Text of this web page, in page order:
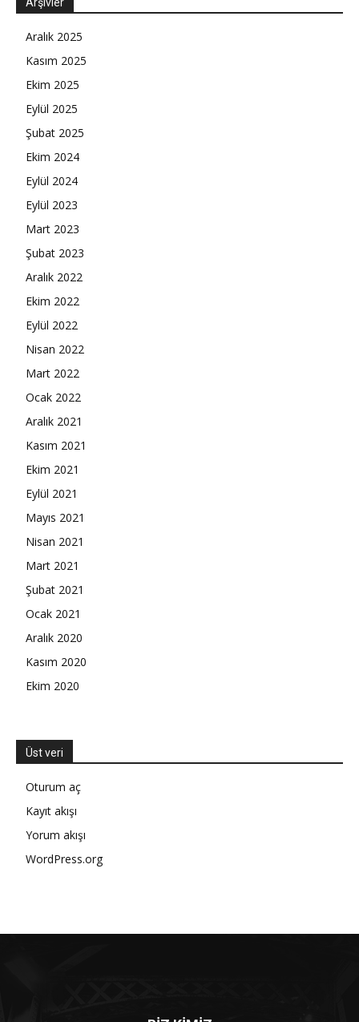
Arşivler
Aralık 2025
Kasım 2025
Ekim 2025
Eylül 2025
Şubat 2025
Ekim 2024
Eylül 2024
Eylül 2023
Mart 2023
Şubat 2023
Aralık 2022
Ekim 2022
Eylül 2022
Nisan 2022
Mart 2022
Ocak 2022
Aralık 2021
Kasım 2021
Ekim 2021
Eylül 2021
Mayıs 2021
Nisan 2021
Mart 2021
Şubat 2021
Ocak 2021
Aralık 2020
Kasım 2020
Ekim 2020
Üst veri
Oturum aç
Kayıt akışı
Yorum akışı
WordPress.org